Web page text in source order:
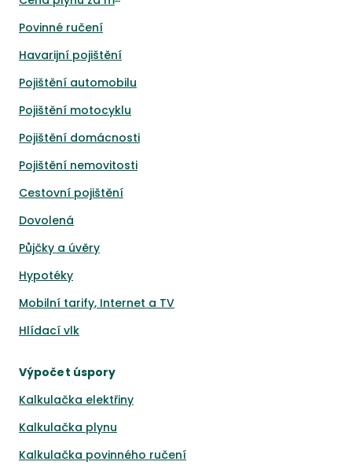
Povinné ručení
Havarijní pojištění
Pojištění automobilu
Pojištění motocyklu
Pojištění domácnosti
Pojištění nemovitosti
Cestovní pojištění
Dovolená
Půjčky a úvěry
Hypotéky
Mobilní tarify, Internet a TV
Hlídací vlk
Výpočet úspory
Kalkulačka elektřiny
Kalkulačka plynu
Kalkulačka povinného ručení